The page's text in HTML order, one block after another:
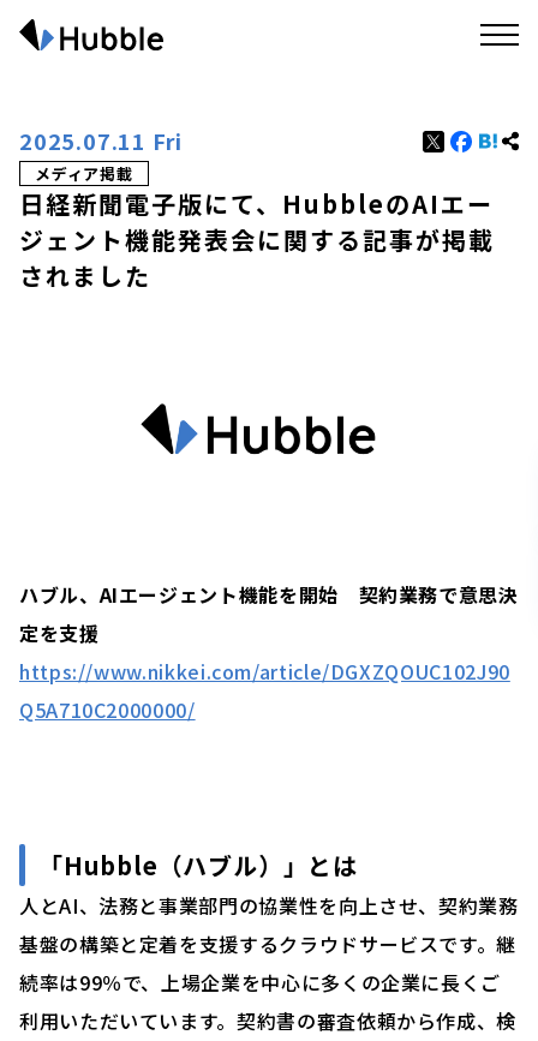
2025.07.11 Fri
メディア掲載
日経新聞電子版にて、HubbleのAIエー
ジェント機能発表会に関する記事が掲載
されました
ハブル、AIエージェント機能を開始 契約業務で意思決
定を支援
https://www.nikkei.com/article/DGXZQOUC102J90
Q5A710C2000000/
「Hubble（ハブル）」 とは
人とAI、法務と事業部門の協業性を向上させ、契約業務
基盤の構築と定着を支援するクラウドサービスです。継
続率は99％で、上場企業を中心に多くの企業に長くご
利用いただいています。契約書の審査依頼から作成、検